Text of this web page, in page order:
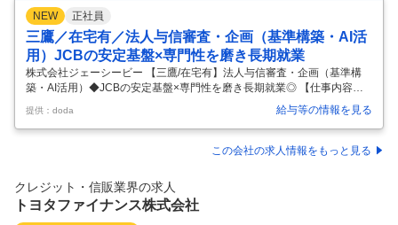
NEW 正社員
三鷹／在宅有／法人与信審査・企画（基準構築・AI活
用）JCBの安定基盤×専門性を磨き長期就業
株式会社ジェーシービー 【三鷹/在宅有】法人与信審査・企画（基準構
築・AI活用）◆JCBの安定基盤×専門性を磨き長期就業◎ 【仕事内容】
【三鷹/在宅有】法人与信審査・企画（基準構築・AI活用）◆JCBの安定
基盤×専門性を磨き長期就業◎ 【具体的な仕事内容】 ～銀行出身者・与
信経験者歓迎／自社完結の審査体制のため専門性が磨ける／法人与信の
中核を担い、審査×戦略×AI活用に挑戦／風通しの良い組織／中途入社者
の件数は今後さらに増加が見込まれています。 安定した審査体制を維
持・強化していくため、組織体制の強化を目的とした増員採用を行
提供：doda 給与等の情報を見る
この会社の求人情報をもっと見る
クレジット・信販業界の求人
トヨタファイナンス株式会社